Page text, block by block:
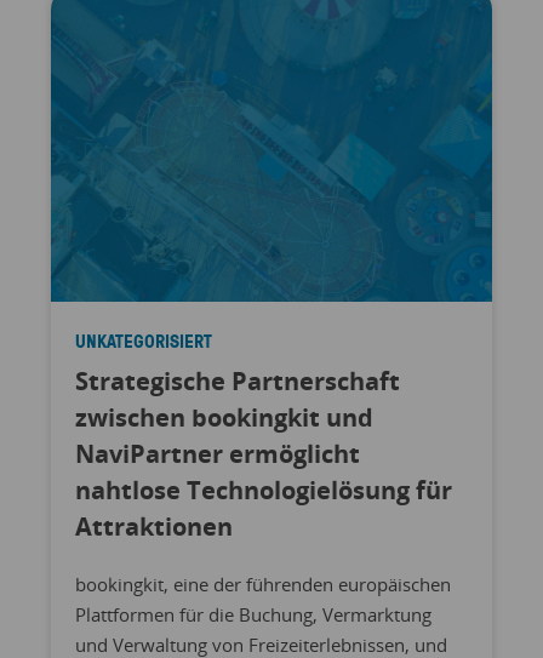
UNKATEGORISIERT
Strategische Partnerschaft
zwischen bookingkit und
NaviPartner ermöglicht
nahtlose Technologielösung für
Attraktionen
bookingkit, eine der führenden europäischen
Plattformen für die Buchung, Vermarktung
und Verwaltung von Freizeiterlebnissen, und